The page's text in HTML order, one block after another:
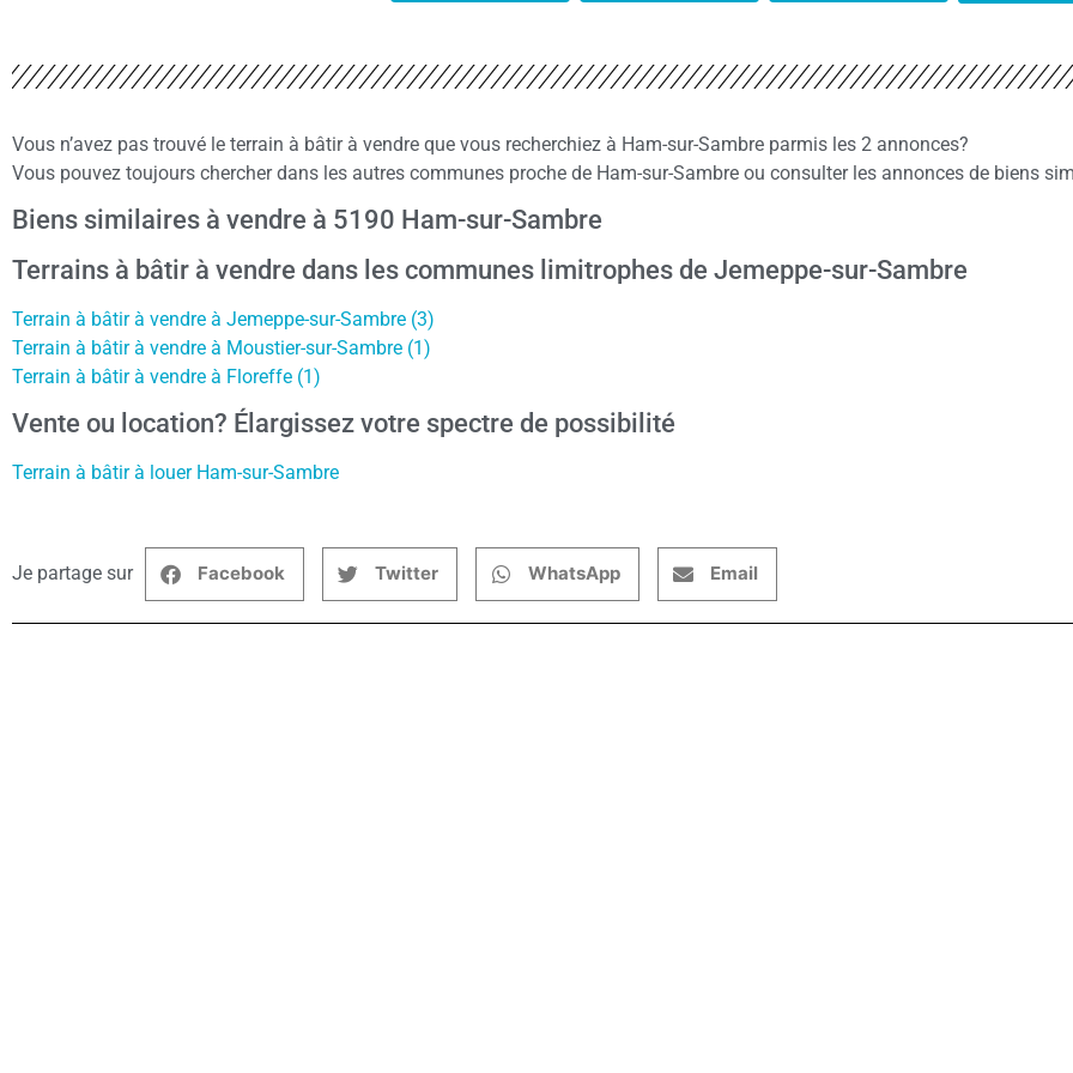
Vous n’avez pas trouvé le terrain à bâtir à vendre que vous recherchiez à Ham-sur-Sambre parmis les 2 annonces?
Vous pouvez toujours chercher dans les autres communes proche de Ham-sur-Sambre ou consulter les annonces de biens
Biens similaires à vendre à 5190 Ham-sur-Sambre
Terrains à bâtir à vendre dans les communes limitrophes de Jemeppe-sur-Sambre
Terrain à bâtir à vendre à Jemeppe-sur-Sambre (3)
Terrain à bâtir à vendre à Moustier-sur-Sambre (1)
Terrain à bâtir à vendre à Floreffe (1)
Vente ou location? Élargissez votre spectre de possibilité
Terrain à bâtir à louer Ham-sur-Sambre
Je partage sur Facebook Twitter WhatsApp Email